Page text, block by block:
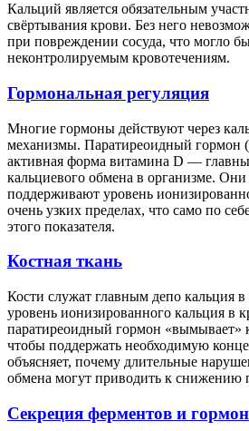
Кальций является обязательным
свёртывания крови. Без него
при повреждении сосуда, что могло
неконтролируемым кровотечениям.
Гормональная регуляция
Многие гормоны действуют через
механизмы. Паратиреоидный гормон
активная форма витамина D —
кальциевого обмена в организме.
поддерживают уровень
очень узких пределах, что само по
этого показателя.
Костная ткань
Кости служат главным депо кальция в
уровень ионизированного кальция в
паратиреоидный гормон «вымывает»
чтобы поддержать необходимую
объясняет, почему длительные
обмена могут приводить к снижению
Секреция ферментов и